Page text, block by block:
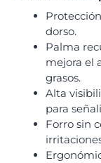
dorso.
Palma
mejora el
grasos.
Alta
para
Forro sin